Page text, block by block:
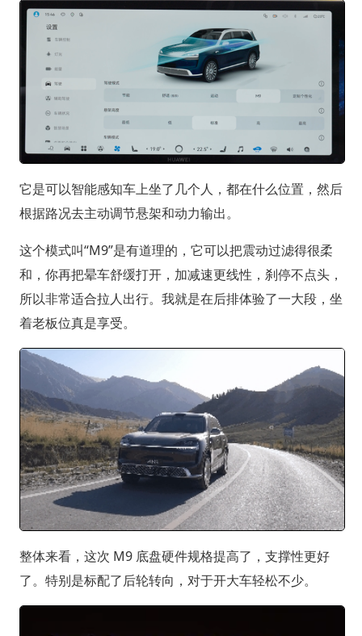
它是可以智能感知车上坐了几个人，都在什么位置，然后
根据路况去主动调节悬架和动力输出。
这个模式叫“M9”是有道理的，它可以把震动过滤得很柔
和，你再把晕车舒缓打开，加减速更线性，刹停不点头，
所以非常适合拉人出行。我就是在后排体验了一大段，坐
着老板位真是享受。
整体来看，这次 M9 底盘硬件规格提高了，支撑性更好
了。特别是标配了后轮转向，对于开大车轻松不少。